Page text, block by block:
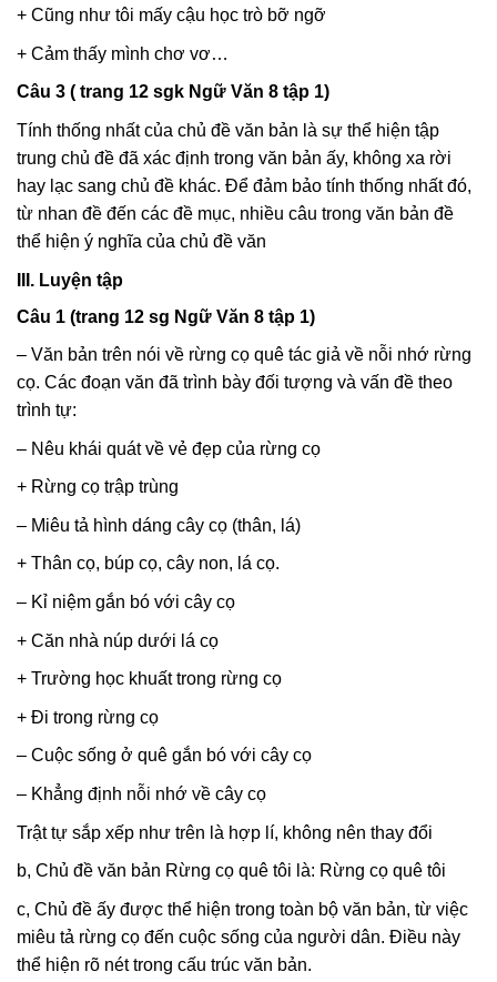
+ Cũng như tôi mấy cậu học trò bỡ ngỡ
+ Cảm thấy mình chơ vơ…
Câu 3 ( trang 12 sgk Ngữ Văn 8 tập 1)
Tính thống nhất của chủ đề văn bản là sự thể hiện tập
trung chủ đề đã xác định trong văn bản ấy, không xa rời
hay lạc sang chủ đề khác. Để đảm bảo tính thống nhất đó,
từ nhan đề đến các đề mục, nhiều câu trong văn bản đề
thể hiện ý nghĩa của chủ đề văn
III. Luyện tập
Câu 1 (trang 12 sg Ngữ Văn 8 tập 1)
– Văn bản trên nói về rừng cọ quê tác giả về nỗi nhớ rừng
cọ. Các đoạn văn đã trình bày đối tượng và vấn đề theo
trình tự:
– Nêu khái quát về vẻ đẹp của rừng cọ
+ Rừng cọ trập trùng
– Miêu tả hình dáng cây cọ (thân, lá)
+ Thân cọ, búp cọ, cây non, lá cọ.
– Kỉ niệm gắn bó với cây cọ
+ Căn nhà núp dưới lá cọ
+ Trường học khuất trong rừng cọ
+ Đi trong rừng cọ
– Cuộc sống ở quê gắn bó với cây cọ
– Khẳng định nỗi nhớ về cây cọ
Trật tự sắp xếp như trên là hợp lí, không nên thay đổi
b, Chủ đề văn bản Rừng cọ quê tôi là: Rừng cọ quê tôi
c, Chủ đề ấy được thể hiện trong toàn bộ văn bản, từ việc
miêu tả rừng cọ đến cuộc sống của người dân. Điều này
thể hiện rõ nét trong cấu trúc văn bản.